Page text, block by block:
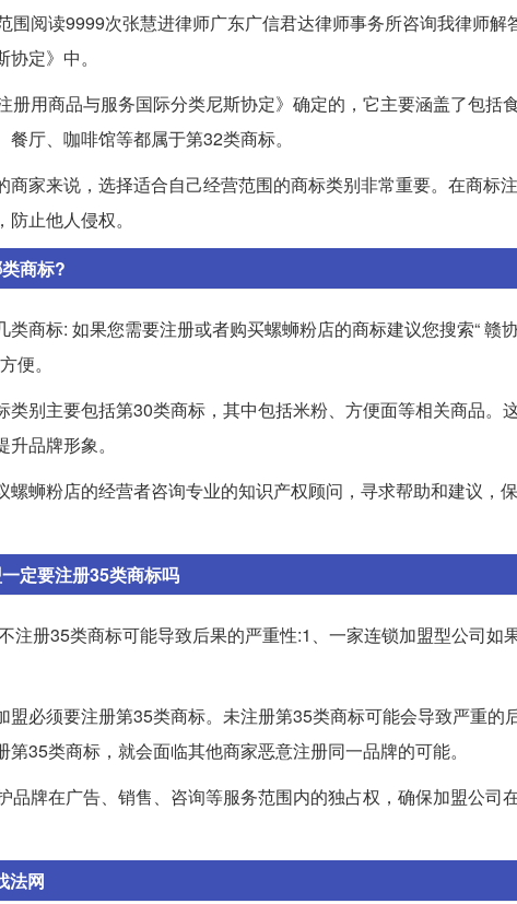
围阅读9999次张慧进律师广东广信君达律师事务所咨询我律师
定》中。
册用商品与服务国际分类尼斯协定》确定的，它主要涵盖了包括
厅、咖啡馆等都属于第32类商标。
商家来说，选择适合自己经营范围的商标类别非常重要。在商标
止他人侵权。
商标?
类商标: 如果您需要注册或者购买螺蛳粉店的商标建议您搜索“ 赣
便。
类别主要包括第30类商标，其中包括米粉、方便面等相关商品。
品牌形象。
螺蛳粉店的经营者咨询专业的知识产权顾问，寻求帮助和建议，
定要注册35类商标吗
注册35类商标可能导致后果的严重性:1、一家连锁加盟型公司如
盟必须要注册第35类商标。未注册第35类商标可能会导致严重的
35类商标，就会面临其他商家恶意注册同一品牌的可能。
品牌在广告、销售、咨询等服务范围内的独占权，确保加盟公司
法网